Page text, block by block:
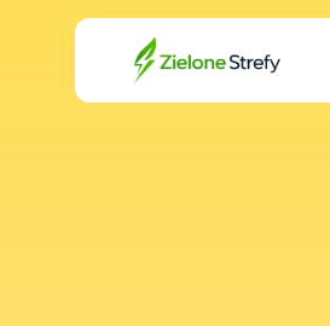
Search
for: